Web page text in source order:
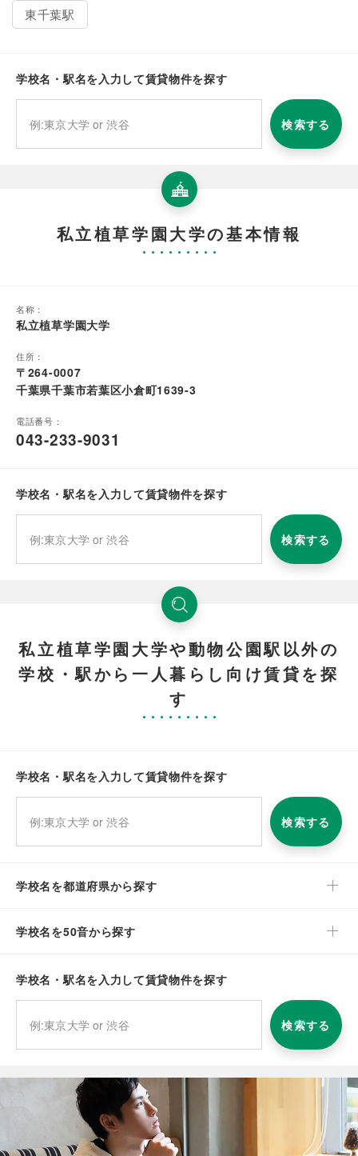
東千葉駅
学校名・駅名を入力して賃貸物件を探す
検索する
私立植草学園大学の基本情報
名称：
私立植草学園大学
住所：
〒264-0007
千葉県千葉市若葉区小倉町1639-3
電話番号：
043-233-9031
学校名・駅名を入力して賃貸物件を探す
検索する
私立植草学園大学や動物公園駅以外の
学校・駅から一人暮らし向け賃貸を探
す
学校名・駅名を入力して賃貸物件を探す
検索する
学校名を都道府県から探す
学校名を50音から探す
学校名・駅名を入力して賃貸物件を探す
検索する